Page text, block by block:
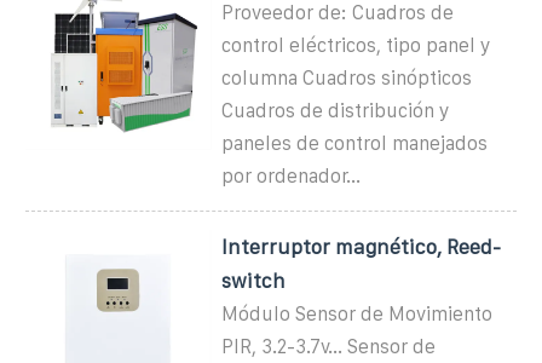
Proveedor de: Cuadros de
control eléctricos, tipo panel y
columna Cuadros sinópticos
Cuadros de distribución y
paneles de control manejados
por ordenador...
Interruptor magnético, Reed-
switch
Módulo Sensor de Movimiento
PIR, 3.2-3.7v... Sensor de